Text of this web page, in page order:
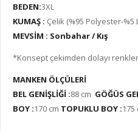
BEDEN:3XL
KUMAŞ : Çelik (%95 Polyester-%5
MEVSİM : Sonbahar / Kış
*Konsept çekimden dolayı
MANKEN ÖLÇÜLERİ
BEL GENİŞLİĞİ :88 cm GÖĞÜS
BOY :170 cm TOPUKLU BOY :175